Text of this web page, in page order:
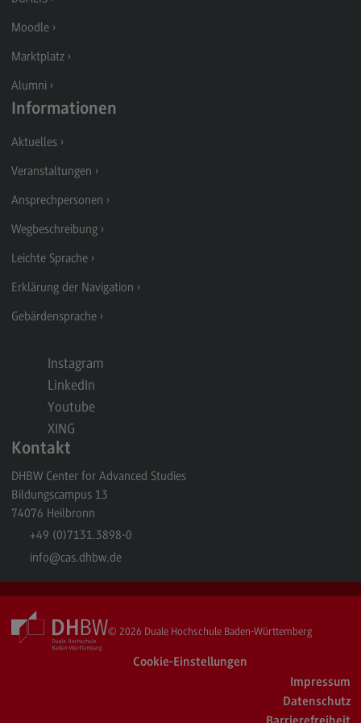
Berufsperspektiven
Kontakt
Digital Business Management
Digital Business Management
Modulangebot
Berufsperspektiven
Kontakt
Digitalisierung in der Sozialen Arbeit
Digitalisierung in der Sozialen Arbeit
Modulangebot
Kontakt
Elektrotechnik und Informationstechnik
Elektrotechnik und Informationstechnik
Profil-O-Mat Elektrotechnik und
Informationstechnik
(External link)
Rahmenbedingungen
Modulangebot
Berufsperspektiven
Kontakt
Entrepreneurship
Entrepreneurship
Moodle
Marktplatz
Alumni
Informationen
Aktuelles
Veranstaltungen
Ansprechpersonen
Wegbeschreibung
Leichte Sprache
Erklärung der Navigation
Gebärdensprache
Instagram
LinkedIn
Youtube
XING
Kontakt
DHBW Center for Advanced Studies
Bildungscampus 13
74076 Heilbronn
+49 (0)7131.3898-0
info@cas.dhbw.de
© 2026 Duale Hochschule Baden-Württemberg
Cookie-Einstellungen
Impressum
Datenschutz